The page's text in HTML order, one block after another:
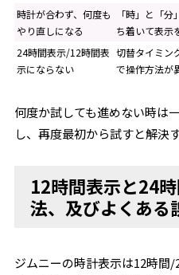
時計が合わず、何度も
やり直しになる
「時」と「
ち着いて表示
24時間表示/12時間表
示にならない
切替タイミン
で操作方法が
何度か試しても進めない時は
し、再度最初から試すと解決
12時間表示と24
法、及びよくある
ジムニーの時計表示は12時間